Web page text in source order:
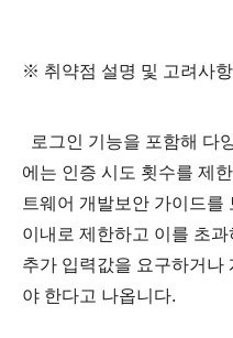
※ 취약점 설명 및 고려사
로그인 기능을 포함해 다
에는 인증 시도 횟수를 제
트웨어 개발보안 가이드를
이내로 제한하고 이를 초
추가 입력값을 요구하거나
야 한다고 나옵니다.